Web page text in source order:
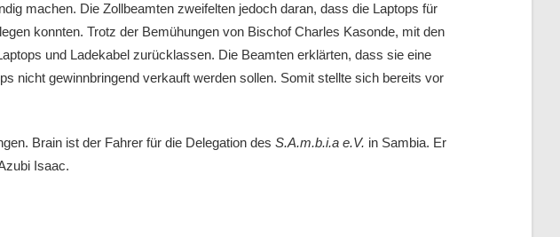
machen. Die Zollbeamten zweifelten jedoch daran, dass die Laptops für
konnten. Trotz der Bemühungen von Bischof Charles Kasonde, mit den
und Ladekabel zurücklassen. Die Beamten erklärten, dass sie eine
nicht gewinnbringend verkauft werden sollen. Somit stellte sich bereits vor
Brain ist der Fahrer für die Delegation des S.A.m.b.i.a e.V. in Sambia. Er
Isaac.